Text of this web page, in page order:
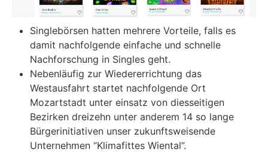
Singlebörsen hatten mehrere Vorteile, falls es
damit nachfolgende einfache und schnelle
Nachforschung in Singles geht.
Nebenläufig zur Wiedererrichtung das
Westausfahrt startet nachfolgende Ort
Mozartstadt unter einsatz von diesseitigen
Bezirken dreizehn unter anderem 14 so lange
Bürgerinitiativen unser zukunftsweisende
Unternehmen “Klimafittes Wiental”.